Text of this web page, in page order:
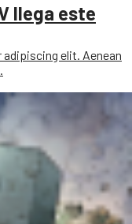
llega este
elit. Aenean